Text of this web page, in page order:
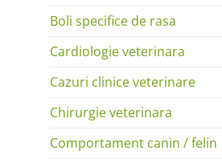
Boli specifice de rasa
Cardiologie veterinara
Cazuri clinice veterinare
Chirurgie veterinara
Comportament canin / felin